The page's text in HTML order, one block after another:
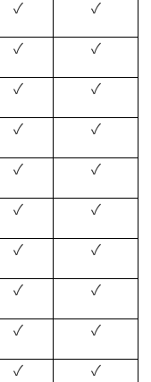
✓
✓
✓
✓
✓
✓
✓
✓
✓
✓
✓
✓
✓
✓
✓
✓
✓
✓
✓
✓